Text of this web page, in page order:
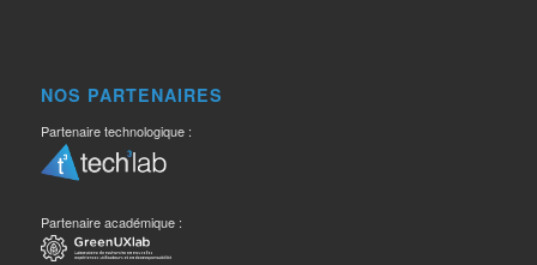
NOS PARTENAIRES
Partenaire technologique :
Partenaire académique :